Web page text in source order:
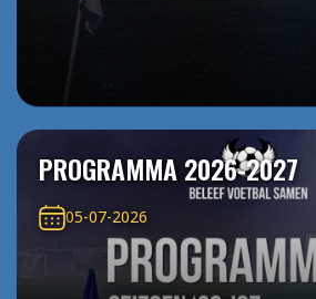
PROGRAMMA 2026-2027
05-07-2026